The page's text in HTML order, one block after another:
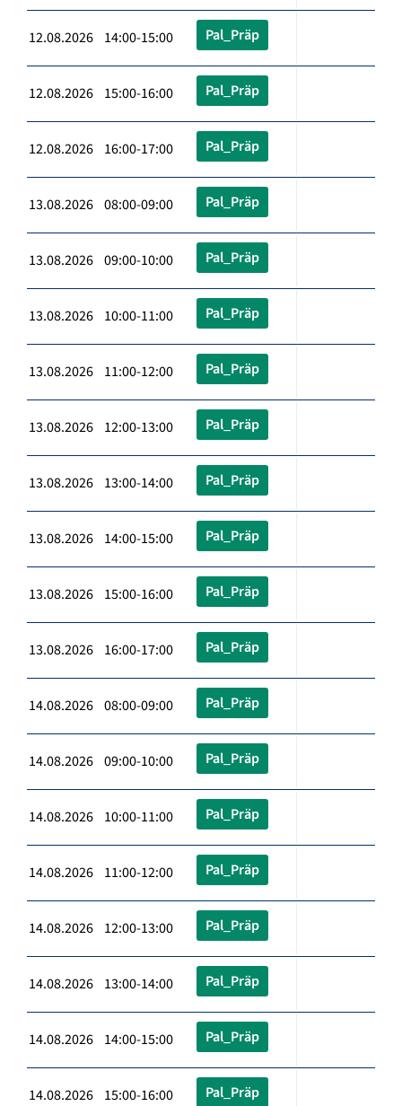
12.08.2026 14:00-15:00 Pal_Präp
12.08.2026 15:00-16:00 Pal_Präp
12.08.2026 16:00-17:00 Pal_Präp
13.08.2026 08:00-09:00 Pal_Präp
13.08.2026 09:00-10:00 Pal_Präp
13.08.2026 10:00-11:00 Pal_Präp
13.08.2026 11:00-12:00 Pal_Präp
13.08.2026 12:00-13:00 Pal_Präp
13.08.2026 13:00-14:00 Pal_Präp
13.08.2026 14:00-15:00 Pal_Präp
13.08.2026 15:00-16:00 Pal_Präp
13.08.2026 16:00-17:00 Pal_Präp
14.08.2026 08:00-09:00 Pal_Präp
14.08.2026 09:00-10:00 Pal_Präp
14.08.2026 10:00-11:00 Pal_Präp
14.08.2026 11:00-12:00 Pal_Präp
14.08.2026 12:00-13:00 Pal_Präp
14.08.2026 13:00-14:00 Pal_Präp
14.08.2026 14:00-15:00 Pal_Präp
14.08.2026 15:00-16:00 Pal_Präp